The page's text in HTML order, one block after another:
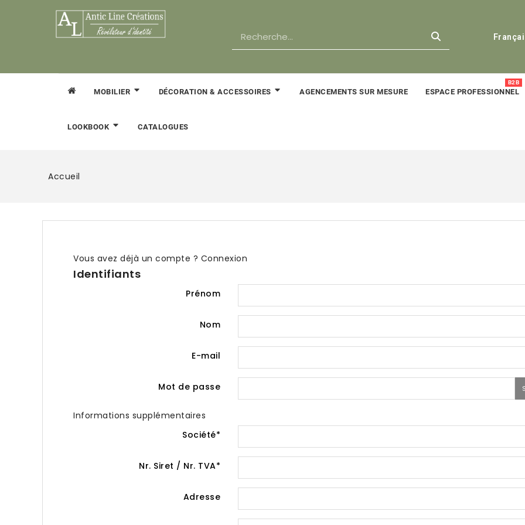
MOBILIER DÉCORATION & ACCESSOIRES AGENCEMENTS SUR MESURE ESPACE PROFESSIONNEL
B2B
LOOKBOOK CATALOGUES
Accueil
Vous avez déjà un compte ? Connexion
Identifiants
Prénom
Nom
E-mail
Mot de passe
Informations supplémentaires
Société*
Nr. Siret / Nr. TVA*
Adresse